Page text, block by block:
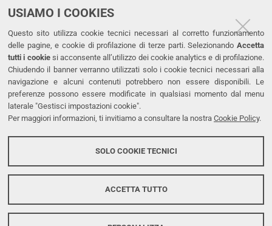
USIAMO I COOKIES
Questo sito utilizza cookie tecnici necessari al corretto funzionamento
delle pagine, e cookie di profilazione di terze parti. Selezionando Accetta
tutti i cookiesi acconsente all’utilizzo dei cookie analytics e di profilazione.
Chiudendo il banner verranno utilizzati solo i cookie tecnici necessari alla
navigazione e alcuni contenuti potrebbero non essere disponibili. Le
preferenze possono essere modificate in qualsiasi momento dal menu
laterale "Gestisci impostazioni cookie".
Per maggiori informazioni, ti invitiamo a consultare la nostra Cookie Policy.
SOLO COOKIE TECNICI
ACCETTA TUTTO
CONTATTI
Tel. +39 0532 293111
Fax. +39 0532 293031
PEC
LINKS
Accessibilità
Protezione dati personali